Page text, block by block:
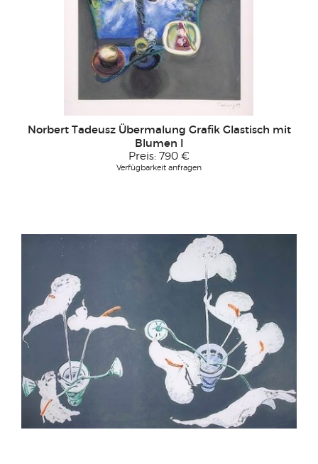
Norbert Tadeusz Übermalung Grafik Glastisch mit
Blumen I
Preis: 790 €
Verfügbarkeit anfragen